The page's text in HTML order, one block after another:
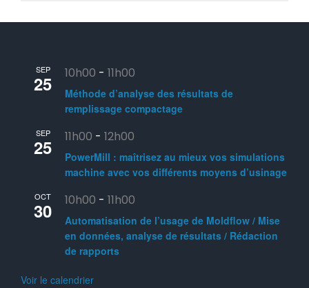
SEP
25 10h00 - 11h00
Méthode d’analyse des résultats de
remplissage compactage
SEP
25 11h00 - 12h00
PowerMill : maîtrisez au mieux vos simulations
machine avec vos différents moyens d’usinage
OCT
30 10h00 - 11h00
Automatisation de l’usage de Moldflow / Mise
en données, analyse de résultats / Rédaction
de rapports
Voir le calendrier